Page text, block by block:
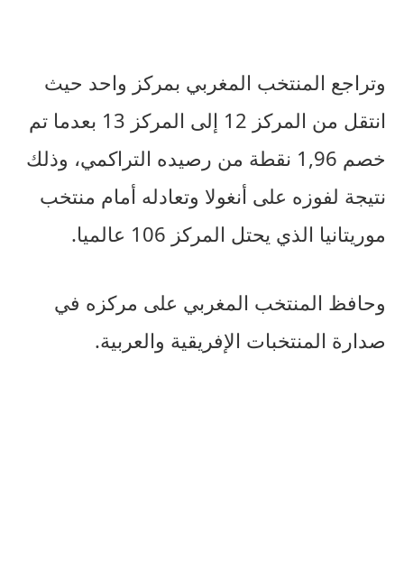
وتراجع المنتخب المغربي بمركز واحد حيث
انتقل من المركز 12 إلى المركز 13 بعدما تم
خصم 1,96 نقطة من رصيده التراكمي، وذلك
نتيجة لفوزه على أنغولا وتعادله أمام منتخب
موريتانيا الذي يحتل المركز 106 عالميا.
وحافظ المنتخب المغربي على مركزه في
صدارة المنتخبات الإفريقية والعربية.